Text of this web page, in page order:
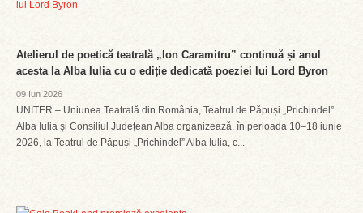
Atelierul de poetică teatrală „Ion Caramitru” continuă și anul
acesta la Alba Iulia cu o ediție dedicată poeziei lui Lord Byron
09 Iun 2026
UNITER – Uniunea Teatrală din România, Teatrul de Păpuși „Prichindel”
Alba Iulia și Consiliul Județean Alba organizează, în perioada 10–18 iunie
2026, la Teatrul de Păpuși „Prichindel” Alba Iulia, c...